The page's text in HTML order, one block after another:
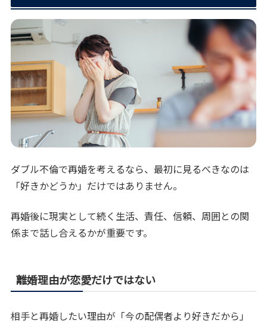
ダブル不倫で再婚を考えるなら、最初に見るべきなのは
「好きかどうか」だけではありません。
再婚後に現実として続く生活、責任、信頼、周囲との関
係まで話し合えるかが重要です。
離婚理由が恋愛だけではない
相手と再婚したい理由が「今の配偶者より好きだから」